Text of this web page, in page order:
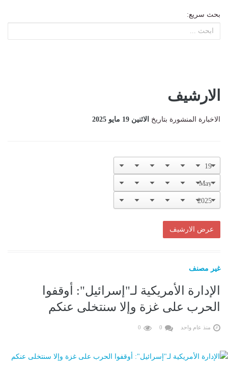
بحث سريع:
الارشيف
الاخبارة المنشورة بتاريخ الاثنين 19 مايو 2025
غير مصنف
الإدارة الأمريكية لـ"إسرائيل": أوقفوا
الحرب على غزة وإلا سنتخلى عنكم
منذ عام واحد 0
0